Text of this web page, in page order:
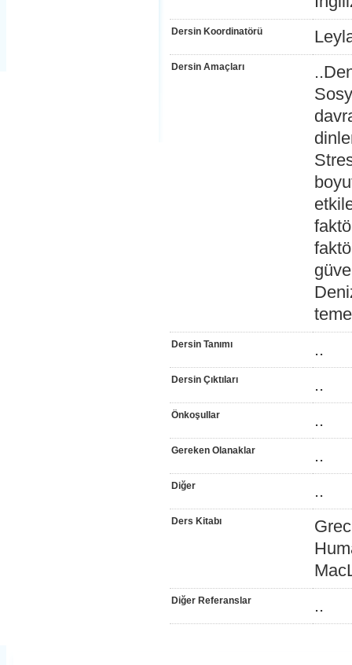
Dersin Koordinatörü
Dersin Amaçları
Dersin Tanımı ..
Dersin Çıktıları ..
Önkoşullar ..
Gereken Olanaklar ..
Diğer ..
Ders Kitabı
Diğer Referanslar ..